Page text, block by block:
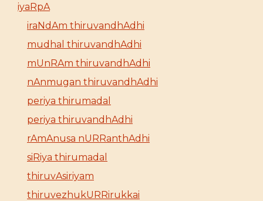
iyaRpA
iraNdAm thiruvandhAdhi
mudhal thiruvandhAdhi
mUnRAm thiruvandhAdhi
nAnmugan thiruvandhAdhi
periya thirumadal
periya thiruvandhAdhi
rAmAnusa nURRanthAdhi
siRiya thirumadal
thiruvAsiriyam
thiruvezhukURRirukkai